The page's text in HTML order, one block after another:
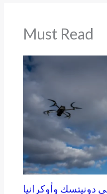
Must Read
دونيتسك وأوكرانيا